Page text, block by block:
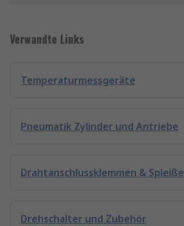
Verwandte Links
Temperaturmessgeräte
Pneumatik Zylinder und Antriebe
Drahtanschlussklemmen & Spleiße
Drehschalter und Zubehör